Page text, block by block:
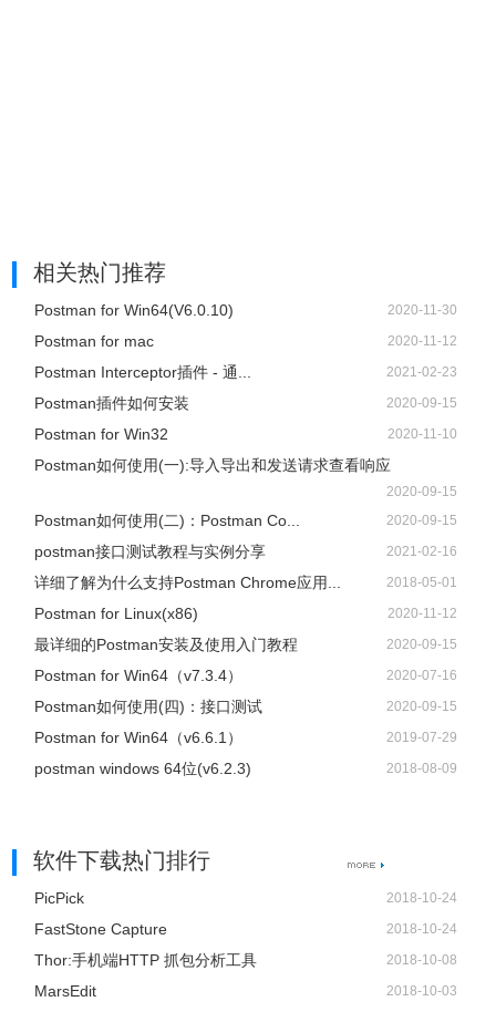
相关热门推荐
Postman for Win64(V6.0.10) 2020-11-30
Postman for mac 2020-11-12
Postman Interceptor插件 - 通... 2021-02-23
Postman插件如何安装 2020-09-15
Postman for Win32 2020-11-10
Postman如何使用(一):导入导出和发送请求查看响应
2020-09-15
Postman如何使用(二)：Postman Co... 2020-09-15
postman接口测试教程与实例分享 2021-02-16
详细了解为什么支持Postman Chrome应用... 2018-05-01
Postman for Linux(x86) 2020-11-12
最详细的Postman安装及使用入门教程 2020-09-15
Postman for Win64（v7.3.4） 2020-07-16
Postman如何使用(四)：接口测试 2020-09-15
Postman for Win64（v6.6.1） 2019-07-29
postman windows 64位(v6.2.3) 2018-08-09
软件下载热门排行
PicPick 2018-10-24
FastStone Capture 2018-10-24
Thor:手机端HTTP 抓包分析工具 2018-10-08
MarsEdit 2018-10-03